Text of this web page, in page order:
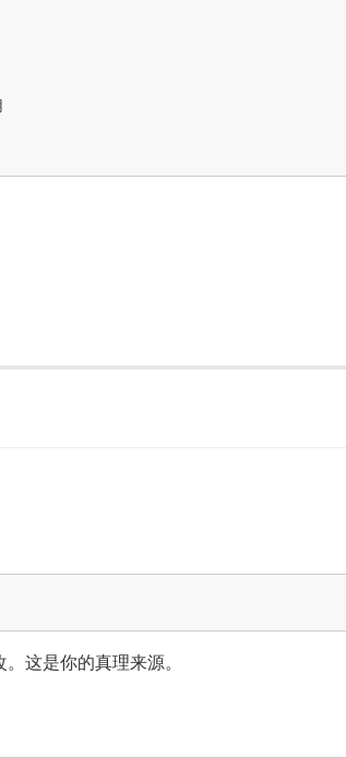
这是你的真理来源。